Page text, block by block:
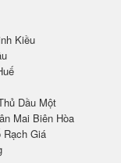
Kiều
Dầu Một
Mai Biên Hòa
Rạch Giá